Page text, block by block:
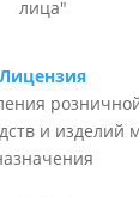
лица"
Лицензия
и изделий